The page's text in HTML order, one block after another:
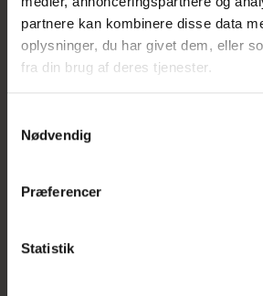
partnere kan kombinere disse data
oplysninger, du har givet dem, eller
fra din brug af deres tjenester.
Nødvendig
Præferencer
Statistik